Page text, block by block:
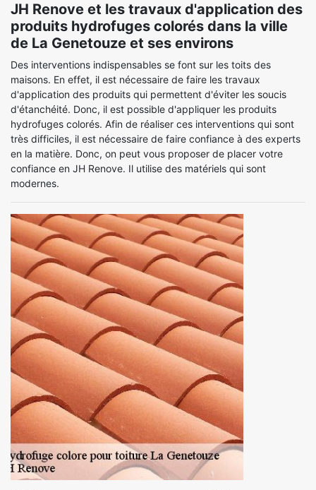
JH Renove et les travaux d'application des
produits hydrofuges colorés dans la ville
de La Genetouze et ses environs
Des interventions indispensables se font sur les toits des
maisons. En effet, il est nécessaire de faire les travaux
d'application des produits qui permettent d'éviter les soucis
d'étanchéité. Donc, il est possible d'appliquer les produits
hydrofuges colorés. Afin de réaliser ces interventions qui sont
très difficiles, il est nécessaire de faire confiance à des experts
en la matière. Donc, on peut vous proposer de placer votre
confiance en JH Renove. Il utilise des matériels qui sont
modernes.